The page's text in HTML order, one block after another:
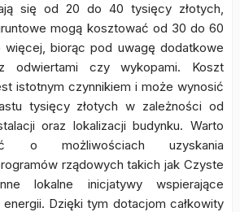
się od 20 do 40 tysięcy złotych,
mogą kosztować od 30 do 60
więcej, biorąc pod uwagę dodatkowe
odwiertami czy wykopami. Koszt
istotnym czynnikiem i może wynosić
tysięcy złotych w zależności od
oraz lokalizacji budynku. Warto
o możliwościach uzyskania
rządowych takich jak Czyste
lokalne inicjatywy wspierające
Dzięki tym dotacjom całkowity